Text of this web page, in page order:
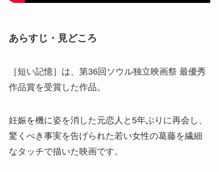
あらすじ・見どころ
［短い記憶］は、第36回ソウル独立映画祭 最優秀
作品賞を受賞した作品。
妊娠を機に姿を消した元恋人と5年ぶりに再会し、
驚くべき事実を告げられた若い女性の葛藤を繊細
なタッチで描いた映画です。